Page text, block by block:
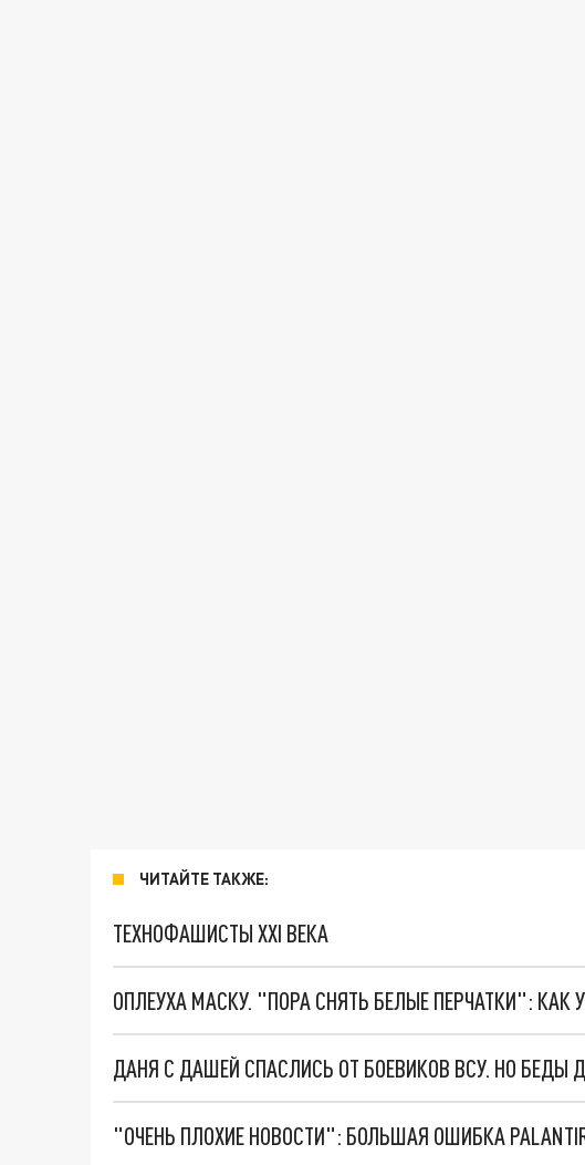
ЧИТАЙТЕ ТАКЖЕ:
ТЕХНОФАШИСТЫ XXI ВЕКА
ОПЛЕУХА МАСКУ. "ПОРА СНЯТЬ БЕЛЫЕ ПЕРЧАТКИ": КАК
ДАНЯ С ДАШЕЙ СПАСЛИСЬ ОТ БОЕВИКОВ ВСУ. НО